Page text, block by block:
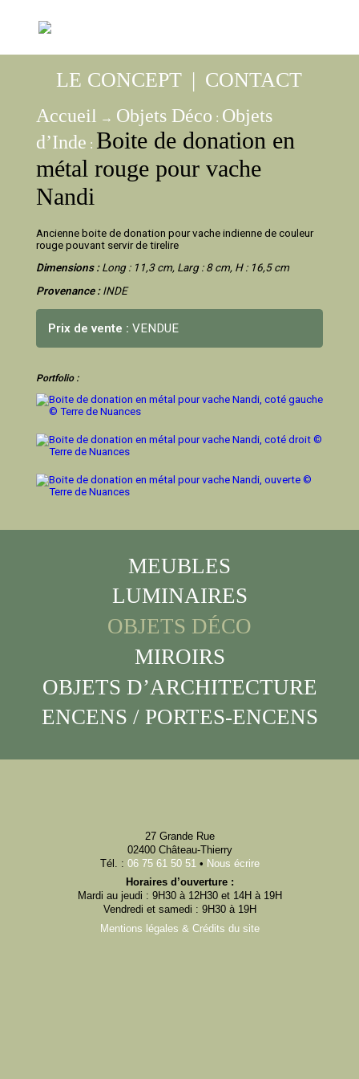
LE CONCEPT | CONTACT
Accueil → Objets Déco : Objets
d’Inde : Boite de donation en
métal rouge pour vache
Nandi
Ancienne boite de donation pour vache indienne de couleur
rouge pouvant servir de tirelire
Dimensions :Long : 11,3 cm, Larg : 8 cm, H : 16,5 cm
Provenance :INDE
Prix de vente : VENDUE
Portfolio :
MEUBLES
LUMINAIRES
OBJETS DÉCO
MIROIRS
OBJETS D’ARCHITECTURE
ENCENS / PORTES-ENCENS
27 Grande Rue
02400 Château-Thierry
Tél. : 06 75 61 50 51 • Nous écrire
Horaires d’ouverture :
Mardi au jeudi : 9H30 à 12H30 et 14H à 19H
Vendredi et samedi : 9H30 à 19H
Mentions légales & Crédits du site